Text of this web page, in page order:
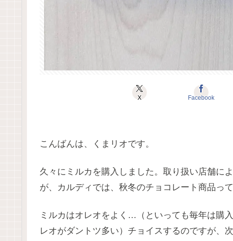
X Facebook
こんばんは、くまリオです。
久々にミルカを購入しました。取り扱い店舗に
が、カルディでは、秋冬のチョコレート商品って
ミルカはオレオをよく…（といっても毎年は購
レオがダントツ多い）チョイスするのですが、